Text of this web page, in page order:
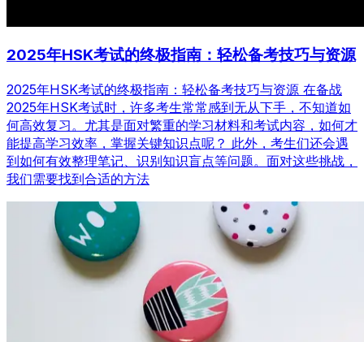
2025年HSK考试的终极指南：轻松备考技巧与资源
2025年HSK考试的终极指南：轻松备考技巧与资源 在备战
2025年HSK考试时，许多考生常常感到无从下手，不知道如
何高效复习。尤其是面对繁重的学习材料和考试内容，如何才
能提高学习效率，掌握关键知识点呢？ 此外，考生们还会遇
到如何有效整理笔记、识别知识盲点等问题。面对这些挑战，
我们需要找到合适的方法